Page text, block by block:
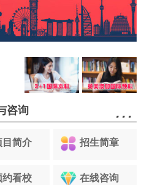
咨询 …
目简介 招生简章
约看校 在线咨询